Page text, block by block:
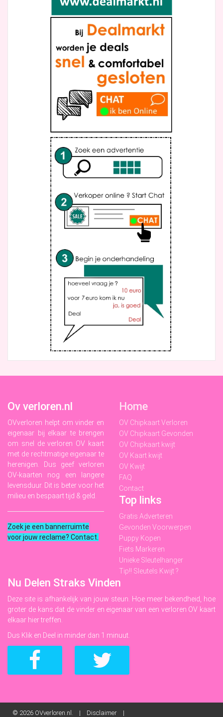
Ov verloren.nl
OVverloren helpt om vinder en
eigenaar bij elkaar te brengen
om snel de verloren OV kaart
met de rechtmatige eigenaar te
herenigen. Dus geef verloren
OV-kaarten nog een langere
levensduur. Dit is beter voor het
milieu en bespaart tijd & geld.
Zoek je een bannerruimte
voor jouw reclame? Contact
Home
OV Chipkaart Verloren
OV Chipkaart Gevonden
OV Chipkaart kwijt
OV Kaart kwijt
OV Kwijt
FAQ
Contact
Top links
Gratis Adverteren
Gevonden Voorwerpen
Puppy Kopen
Fiets Markeren
Unieke Sleutelhanger
Tip!! Sleutels Kwijt ?
Nu Delen Straks Vinden
Deze site is afhankelijk van jouw steun. Hoe meer bekendheid, hoe
groter de kans dat de vinder en eigenaar van een verloren OV kaart
elkaar hier treffen.
Dus Klik en Deel in minder dan 1 minuut.
© 2026 OVverloren.nl. | Disclaimer |